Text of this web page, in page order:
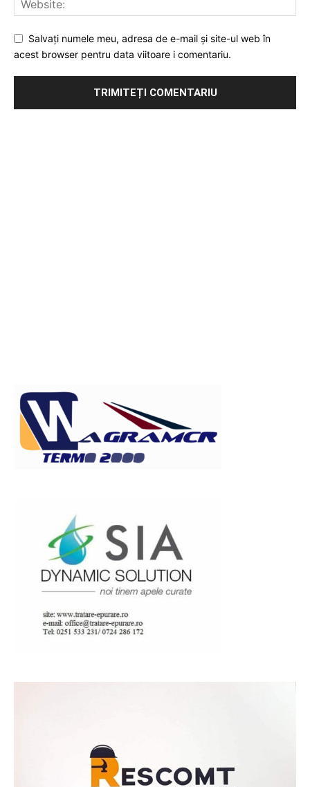
Salvați numele meu, adresa de e-mail și site-ul web în
acest browser pentru data viitoare i comentariu.